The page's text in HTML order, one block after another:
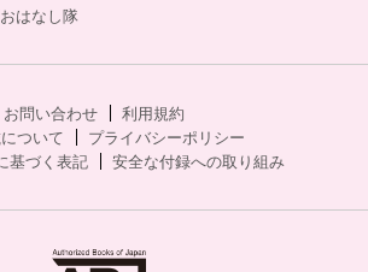
はなし隊
お問い合わせ
利用規約
ついて
プライバシーポリシー
基づく表記
安全な付録への取り組み